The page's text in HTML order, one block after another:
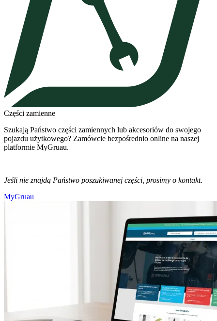
Części zamienne
Szukają Państwo części zamiennych lub akcesoriów do swojego
pojazdu użytkowego? Zamówcie bezpośrednio online na naszej
platformie MyGruau.
Jeśli nie znajdą Państwo poszukiwanej części, prosimy o kontakt.
MyGruau